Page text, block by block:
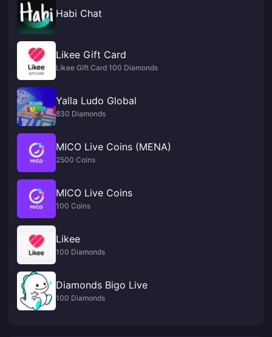
Habi Chat
Likee Gift Card
Likee Gift Card 100 Diamonds
Yalla Ludo Global
830 Diamonds
MICO Live Coins (MENA)
2500 Coins
MICO Live Coins
100 Coins
Likee
100 Diamonds
Diamonds Bigo Live
100 Diamonds